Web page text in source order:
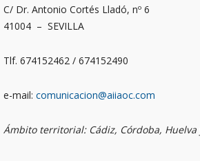
C/ Dr. Antonio Cortés Lladó, nº 6
41004 – SEVILLA
Tlf. 674152462 / 674152490
e-mail: comunicacion@aiiaoc.com
Ámbito territorial: Cádiz, Córdoba, Huelva